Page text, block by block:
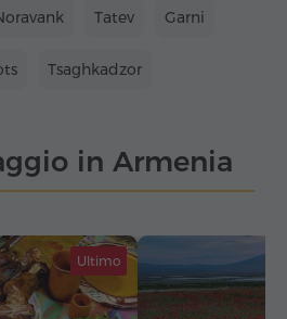
Tatev Garni
Tsaghkadzor
in Armenia
Ultimo